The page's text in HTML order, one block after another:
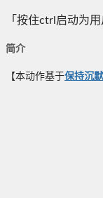
「按住ctrl启动为
简介
【本动作基于保持沉默